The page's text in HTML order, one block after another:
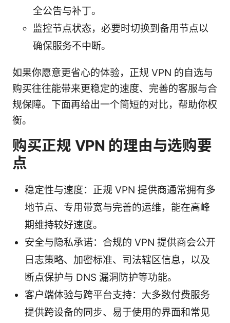
全公告与补丁。
监控节点状态，必要时切换到备用节点以
确保服务不中断。
如果你愿意更省心的体验，正规 VPN 的自选与
购买往往能带来更稳定的速度、完善的客服与合
规保障。下面再给出一个简短的对比，帮助你权
衡。
购买正规 VPN 的理由与选购要
点
稳定性与速度：正规 VPN 提供商通常拥有多
地节点、专用带宽与完善的运维，能在高峰
期维持较好速度。
安全与隐私承诺：合规的 VPN 提供商会公开
日志策略、加密标准、司法辖区信息，以及
断点保护与 DNS 漏洞防护等功能。
客户端体验与跨平台支持：大多数付费服务
提供跨设备的同步、易于使用的界面和常见